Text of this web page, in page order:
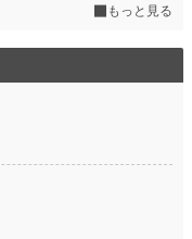
もっと見る